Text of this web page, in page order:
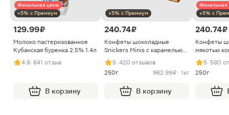
Финальная цена
+5% с Премиум
129.99 ₽
Молоко пастеризованное
Кубанская буренка 2.5% 1.4л
4.8· 641 отзыв
В корзину
+5% с Премиум
240.74 ₽
Конфеты шоколадные
Snickers Minis с карамелью
арахисом и нугой
5· 420 отзывов
250г
962.99 ₽ · 1кг
В корзину
Финальная
+5% с
240.74 ₽
Конфеты
мякотью
5· 580
250г